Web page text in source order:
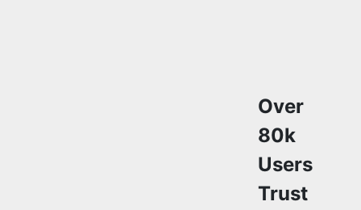
Over
80k
Users
Trust